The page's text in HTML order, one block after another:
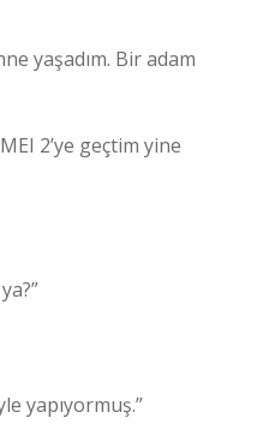
yaşadım. Bir adam
2’ye geçtim yine
yapıyormuş.”